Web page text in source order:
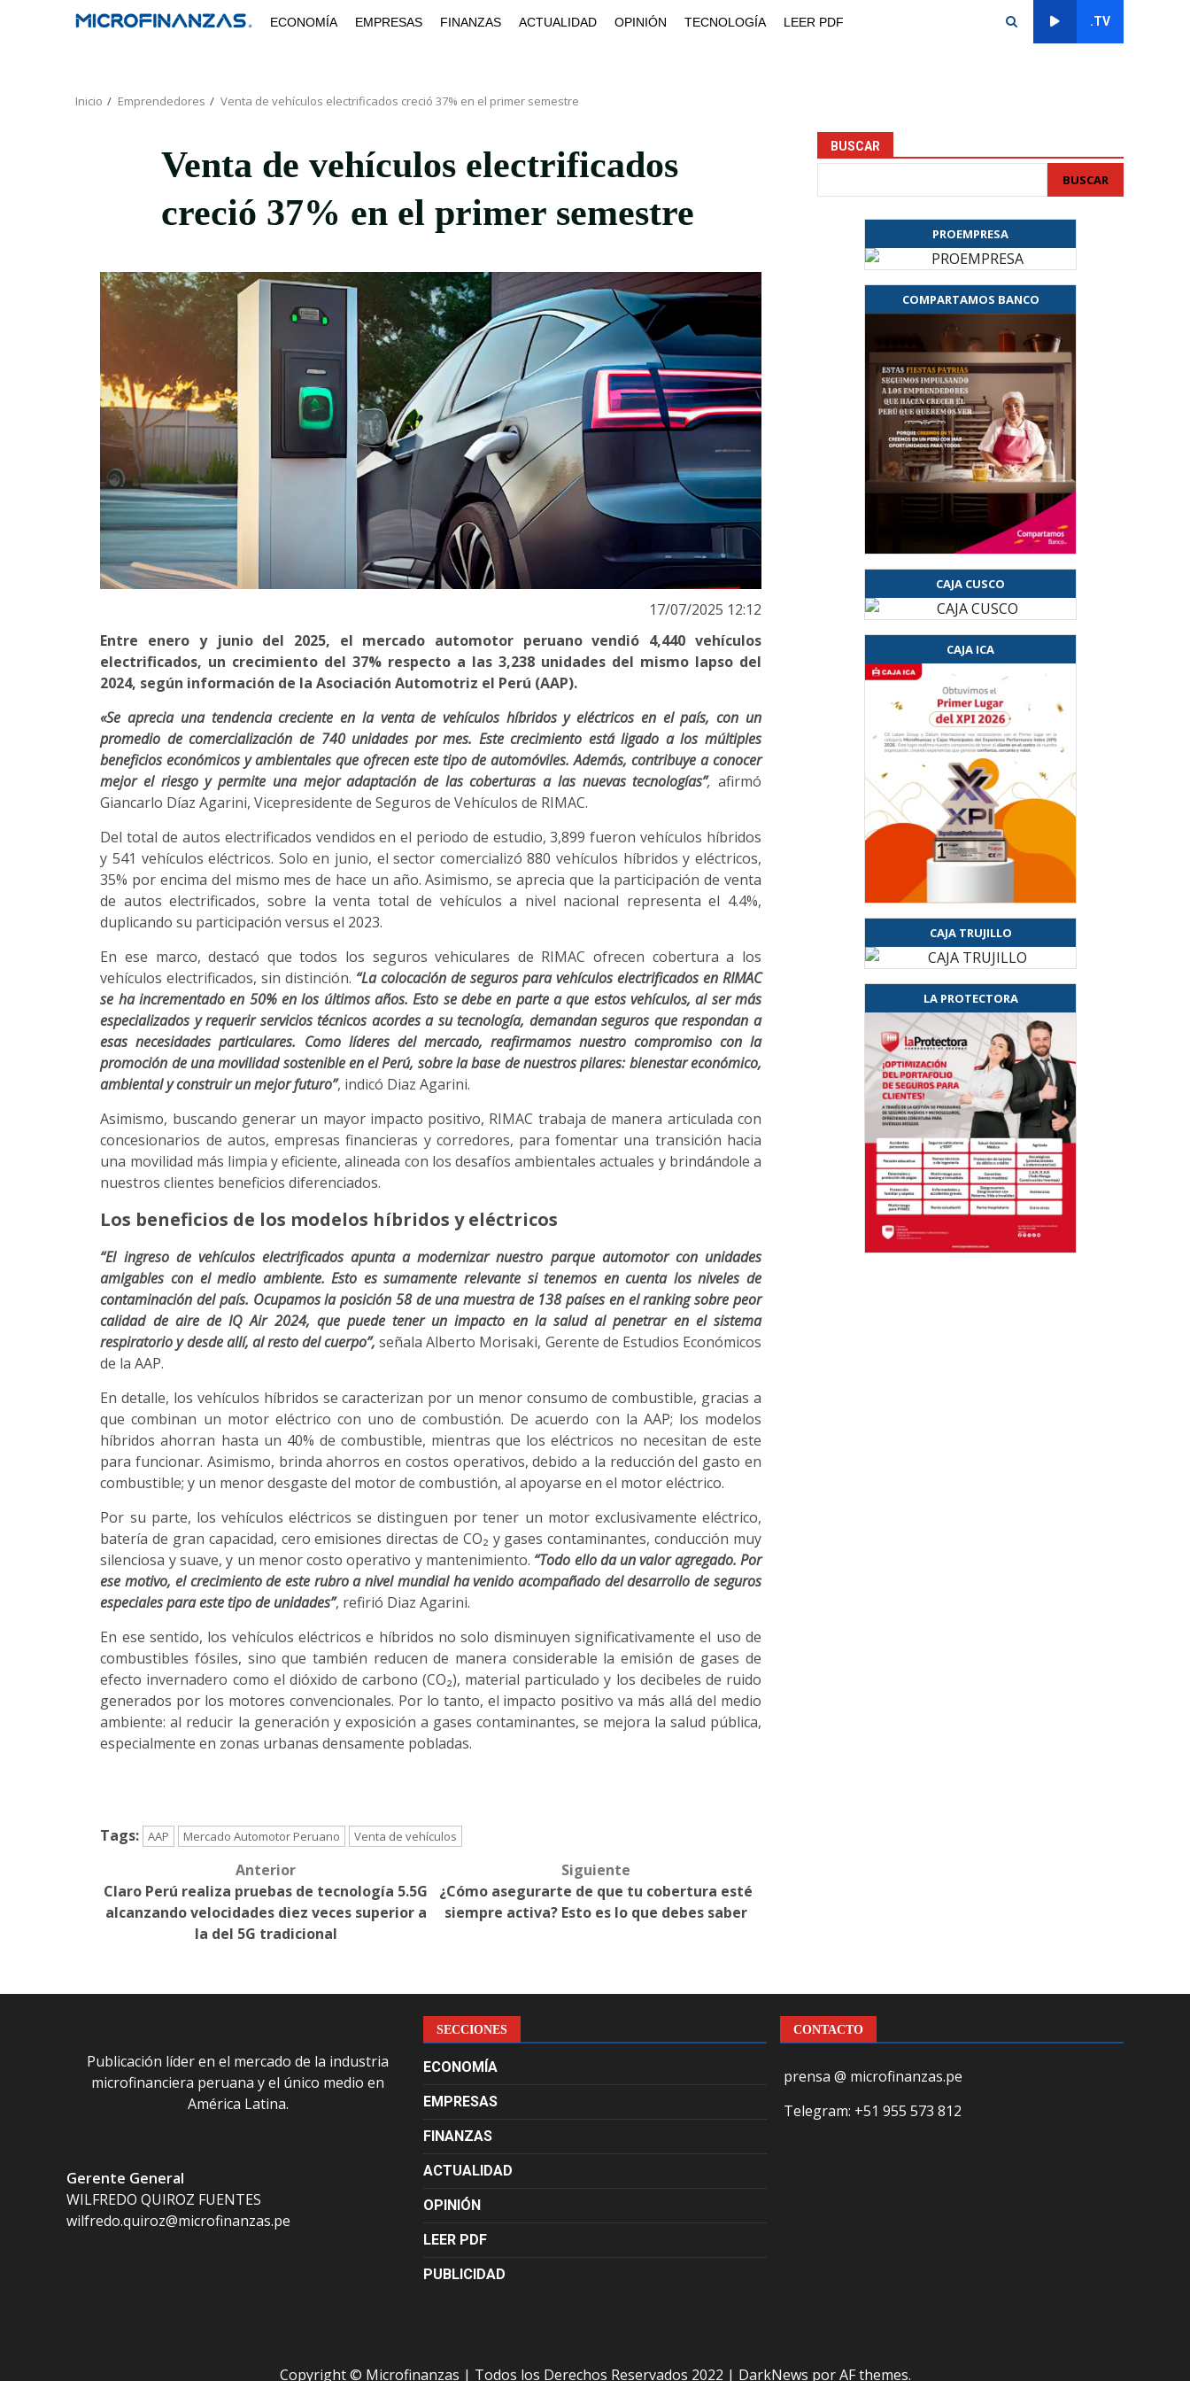
ECONOMÍA EMPRESAS FINANZAS ACTUALIDAD OPINIÓN TECNOLOGÍA LEER PDF .TV
Inicio Emprendedores Venta de vehículos electrificados creció 37% en el primer semestre
Venta de vehículos electrificados
creció 37% en el primer semestre
17/07/2025 12:12
Entre enero y junio del 2025, el mercado automotor peruano vendió 4,440 vehículos
electrificados, un crecimiento del 37% respecto a las 3,238 unidades del mismo lapso del
2024, según información de la Asociación Automotriz el Perú (AAP).
«Se aprecia una tendencia creciente en la venta de vehículos híbridos y eléctricos en el país, con un
promedio de comercialización de 740 unidades por mes. Este crecimiento está ligado a los múltiples
beneficios económicos y ambientales que ofrecen este tipo de automóviles. Además, contribuye a conocer
mejor el riesgo y permite una mejor adaptación de las coberturas a las nuevas tecnologías”, afirmó
Giancarlo Díaz Agarini, Vicepresidente de Seguros de Vehículos de RIMAC.
Del total de autos electrificados vendidos en el periodo de estudio, 3,899 fueron vehículos híbridos
y 541 vehículos eléctricos. Solo en junio, el sector comercializó 880 vehículos híbridos y eléctricos,
35% por encima del mismo mes de hace un año. Asimismo, se aprecia que la participación de venta
de autos electrificados, sobre la venta total de vehículos a nivel nacional representa el 4.4%,
duplicando su participación versus el 2023.
En ese marco, destacó que todos los seguros vehiculares de RIMAC ofrecen cobertura a los
vehículos electrificados, sin distinción. “La colocación de seguros para vehículos electrificados en RIMAC
se ha incrementado en 50% en los últimos años. Esto se debe en parte a que estos vehículos, al ser más
especializados y requerir servicios técnicos acordes a su tecnología, demandan seguros que respondan a
esas necesidades particulares. Como líderes del mercado, reafirmamos nuestro compromiso con la
promoción de una movilidad sostenible en el Perú, sobre la base de nuestros pilares: bienestar económico,
ambiental y construir un mejor futuro”, indicó Diaz Agarini.
Asimismo, buscando generar un mayor impacto positivo, RIMAC trabaja de manera articulada con
concesionarios de autos, empresas financieras y corredores, para fomentar una transición hacia
una movilidad más limpia y eficiente, alineada con los desafíos ambientales actuales y brindándole a
nuestros clientes beneficios diferenciados.
Los beneficios de los modelos híbridos y eléctricos
“El ingreso de vehículos electrificados apunta a modernizar nuestro parque automotor con unidades
amigables con el medio ambiente. Esto es sumamente relevante si tenemos en cuenta los niveles de
contaminación del país. Ocupamos la posición 58 de una muestra de 138 países en el ranking sobre peor
calidad de aire de IQ Air 2024, que puede tener un impacto en la salud al penetrar en el sistema
respiratorio y desde allí, al resto del cuerpo”, señala Alberto Morisaki, Gerente de Estudios Económicos
de la AAP.
En detalle, los vehículos híbridos se caracterizan por un menor consumo de combustible, gracias a
que combinan un motor eléctrico con uno de combustión. De acuerdo con la AAP; los modelos
híbridos ahorran hasta un 40% de combustible, mientras que los eléctricos no necesitan de este
para funcionar. Asimismo, brinda ahorros en costos operativos, debido a la reducción del gasto en
combustible; y un menor desgaste del motor de combustión, al apoyarse en el motor eléctrico.
Por su parte, los vehículos eléctricos se distinguen por tener un motor exclusivamente eléctrico,
batería de gran capacidad, cero emisiones directas de CO₂ y gases contaminantes, conducción muy
silenciosa y suave, y un menor costo operativo y mantenimiento. “Todo ello da un valor agregado. Por
ese motivo, el crecimiento de este rubro a nivel mundial ha venido acompañado del desarrollo de seguros
especiales para este tipo de unidades”, refirió Diaz Agarini.
En ese sentido, los vehículos eléctricos e híbridos no solo disminuyen significativamente el uso de
combustibles fósiles, sino que también reducen de manera considerable la emisión de gases de
efecto invernadero como el dióxido de carbono (CO₂), material particulado y los decibeles de ruido
generados por los motores convencionales. Por lo tanto, el impacto positivo va más allá del medio
ambiente: al reducir la generación y exposición a gases contaminantes, se mejora la salud pública,
especialmente en zonas urbanas densamente pobladas.
Tags: AAP Mercado Automotor Peruano Venta de vehículos
navigation
Anterior
Claro Perú realiza pruebas de tecnología 5.5G
alcanzando velocidades diez veces superior a
la del 5G tradicional
Siguiente
¿Cómo asegurarte de que tu cobertura esté
siempre activa? Esto es lo que debes saber
BUSCAR
BUSCAR
PROEMPRESA
COMPARTAMOS BANCO
CAJA CUSCO
CAJA ICA
CAJA TRUJILLO
LA PROTECTORA
Publicación líder en el mercado de la industria
microfinanciera peruana y el único medio en
América Latina.
Gerente General
WILFREDO QUIROZ FUENTES
wilfredo.quiroz@microfinanzas.pe
SECCIONES
ECONOMÍA
EMPRESAS
FINANZAS
ACTUALIDAD
OPINIÓN
LEER PDF
PUBLICIDAD
CONTACTO
prensa @ microfinanzas.pe
Telegram: +51 955 573 812
Copyright © Microfinanzas | Todos los Derechos Reservados 2022 | DarkNews por AF themes.